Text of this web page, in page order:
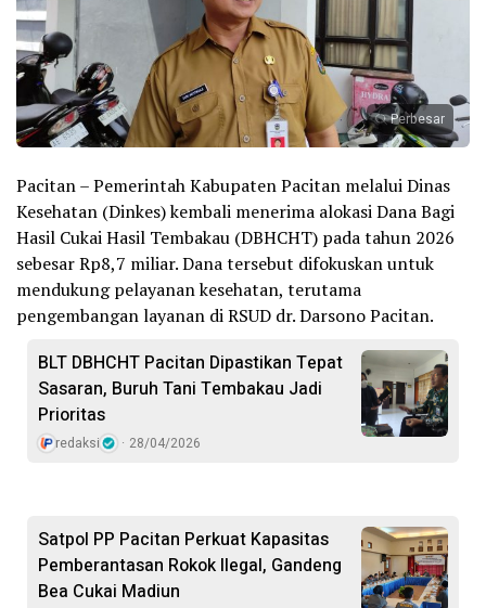
Perbesar
Pacitan – Pemerintah Kabupaten Pacitan melalui Dinas
Kesehatan (Dinkes) kembali menerima alokasi Dana Bagi
Hasil Cukai Hasil Tembakau (DBHCHT) pada tahun 2026
sebesar Rp8,7 miliar. Dana tersebut difokuskan untuk
mendukung pelayanan kesehatan, terutama
pengembangan layanan di RSUD dr. Darsono Pacitan.
BLT DBHCHT Pacitan Dipastikan Tepat
Sasaran, Buruh Tani Tembakau Jadi
Prioritas
redaksi 28/04/2026
Satpol PP Pacitan Perkuat Kapasitas
Pemberantasan Rokok Ilegal, Gandeng
Bea Cukai Madiun